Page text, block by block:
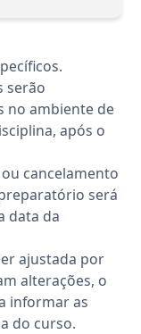
serão
no ambiente de
após o
cancelamento
será
data da
ajustada por
alterações, o
informar as
do curso.